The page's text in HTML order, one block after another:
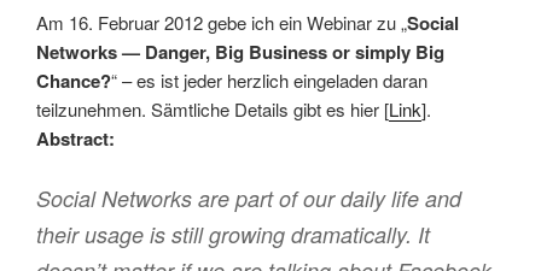
Am 16. Februar 2012 gebe ich ein Webinar zu „Social
Networks — Danger, Big Business or simply Big
Chance?“ – es ist jeder herzlich eingeladen daran
teilzunehmen. Sämtliche Details gibt es hier [Link].
Abstract:
Social Networks are part of our daily life and
their usage is still growing dramatically. It